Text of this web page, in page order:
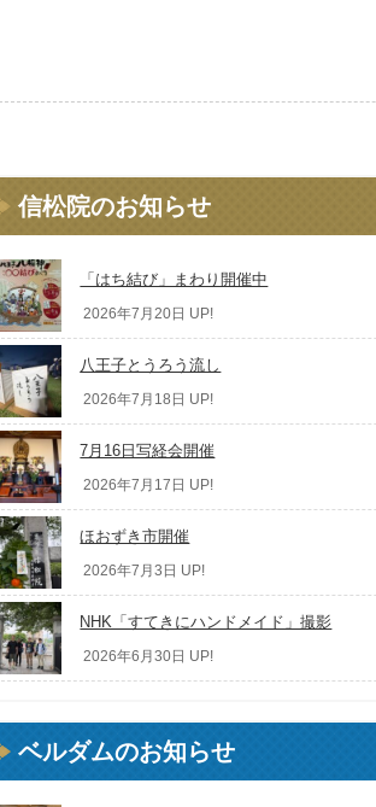
信松院のお知らせ
「はち結び」まわり開催中
2026年7月20日 UP!
八王子とうろう流し
2026年7月18日 UP!
7月16日写経会開催
2026年7月17日 UP!
ほおずき市開催
2026年7月3日 UP!
NHK「すてきにハンドメイド」撮影
2026年6月30日 UP!
ベルダムのお知らせ